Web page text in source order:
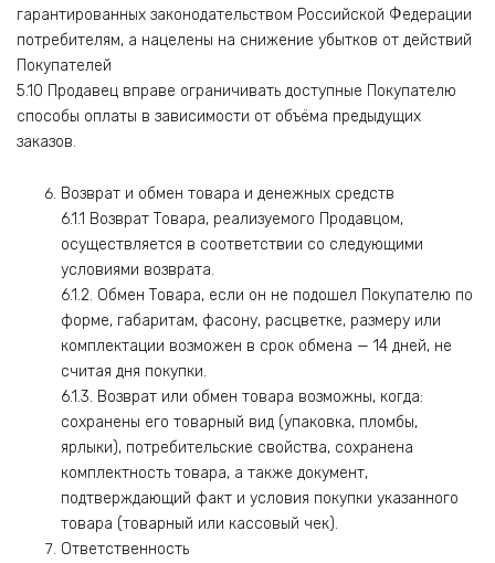
гарантированных законодательством Российской Федерации
потребителям, а нацелены на снижение убытков от действий
Покупателей
5.10 Продавец вправе ограничивать доступные Покупателю
способы оплаты в зависимости от объёма предыдущих
заказов.
Возврат и обмен товара и денежных средств
6.1.1 Возврат Товара, реализуемого Продавцом,
осуществляется в соответствии со следующими
условиями возврата.
6.1.2. Обмен Товара, если он не подошел Покупателю по
форме, габаритам, фасону, расцветке, размеру или
комплектации возможен в срок обмена — 14 дней, не
считая дня покупки.
6.1.3. Возврат или обмен товара возможны, когда:
сохранены его товарный вид (упаковка, пломбы,
ярлыки), потребительские свойства, сохранена
комплектность товара, а также документ,
подтверждающий факт и условия покупки указанного
товара (товарный или кассовый чек).
Ответственность